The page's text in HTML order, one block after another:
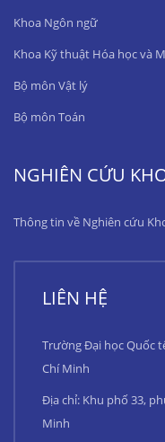
Khoa Ngôn ngữ
Khoa Kỹ thuật Hóa học và
Bộ môn Vật lý
Bộ môn Toán
NGHIÊN CỨU
Thông tin về Nghiên cứu
LIÊN HỆ
Trường Đại học Quốc
Chí Minh
Địa chỉ: Khu phố 33,
Minh